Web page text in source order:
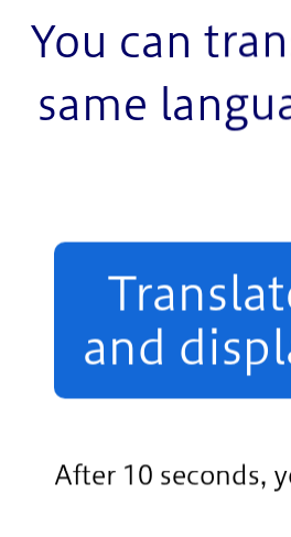
You can
same
and
After 10 seconds,